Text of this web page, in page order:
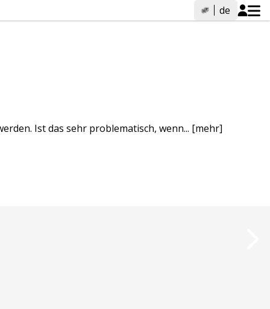
de
Ist das sehr problematisch, wenn... [mehr]